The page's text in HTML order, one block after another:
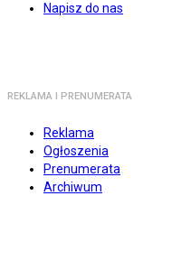
Napisz do nas
REKLAMA I PRENUMERATA
Reklama
Ogłoszenia
Prenumerata
Archiwum